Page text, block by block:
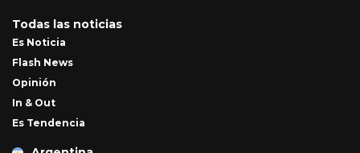
Todas las noticias
Es Noticia
Flash News
Opinión
In & Out
Es Tendencia